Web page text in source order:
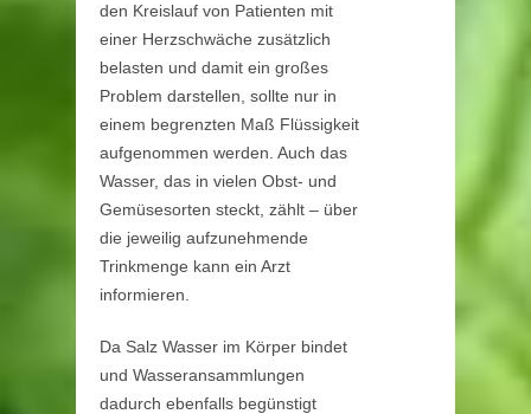
den Kreislauf von Patienten mit
einer Herzschwäche zusätzlich
belasten und damit ein großes
Problem darstellen, sollte nur in
einem begrenzten Maß Flüssigkeit
aufgenommen werden. Auch das
Wasser, das in vielen Obst- und
Gemüsesorten steckt, zählt – über
die jeweilig aufzunehmende
Trinkmenge kann ein Arzt
informieren.
Da Salz Wasser im Körper bindet
und Wasseransammlungen
dadurch ebenfalls begünstigt